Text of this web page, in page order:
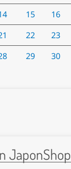
15 16
22 23
29 30
JaponShop